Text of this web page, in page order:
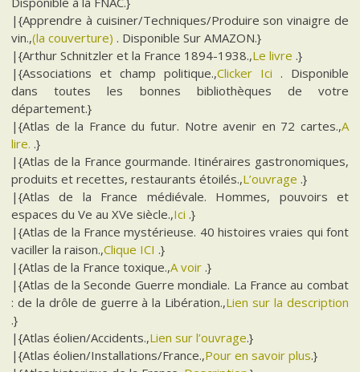
|{Apprendre à cuisiner/Techniques/Produire son vinaigre de
vin.,(la couverture) . Disponible Sur AMAZON.}
|{Arthur Schnitzler et la France 1894-1938.,Le livre .}
|{Associations et champ politique.,Clicker Ici . Disponible
dans toutes les bonnes bibliothèques de votre
département.}
|{Atlas de la France du futur. Notre avenir en 72 cartes.,A
lire. .}
|{Atlas de la France gourmande. Itinéraires gastronomiques,
produits et recettes, restaurants étoilés.,L’ouvrage .}
|{Atlas de la France médiévale. Hommes, pouvoirs et
espaces du Ve au XVe siècle.,Ici .}
|{Atlas de la France mystérieuse. 40 histoires vraies qui font
vaciller la raison.,Clique ICI .}
|{Atlas de la France toxique.,A voir .}
|{Atlas de la Seconde Guerre mondiale. La France au combat
: de la drôle de guerre à la Libération.,Lien sur la description
.}
|{Atlas éolien/Accidents.,Lien sur l’ouvrage.}
|{Atlas éolien/Installations/France.,Pour en savoir plus.}